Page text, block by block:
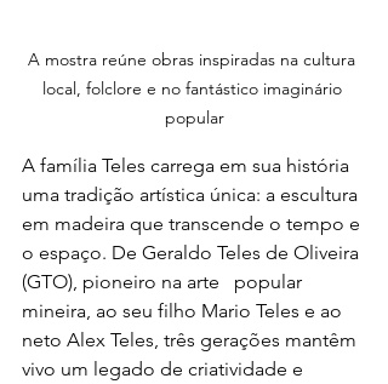
A mostra reúne obras inspiradas na cultura
local, folclore e no fantástico imaginário
popular
A família Teles carrega em sua história
uma tradição artística única: a escultura
em madeira que transcende o tempo e
o espaço. De Geraldo Teles de Oliveira
(GTO), pioneiro na arte   popular
mineira, ao seu filho Mario Teles e ao
neto Alex Teles, três gerações mantêm
vivo um legado de criatividade e